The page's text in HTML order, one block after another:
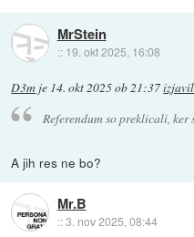
MrStein
:: 19. okt 2025, 16:08
D3m je 14. okt 2025 ob 21:37izjavil
Referendum so preklicali, ker
A jih res ne bo?
Mr.B
::3. nov 2025, 08:44